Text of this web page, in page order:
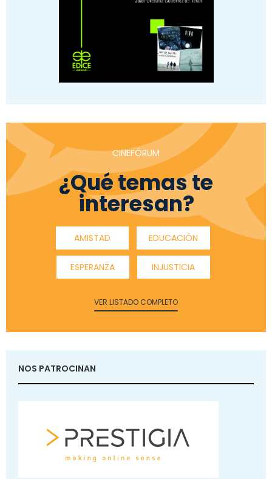
CINEFÓRUM
¿Qué temas te
interesan?
AMISTAD EDUCACIÓN
ESPERANZA INJUSTICIA
VER LISTADO COMPLETO
NOS PATROCINAN